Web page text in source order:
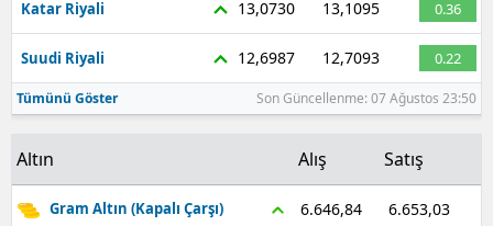
Katar Riyali 13,0730 13,1095 0.36
Suudi Riyali 12,6987 12,7093 0.22
Tümünü Göster Son Güncellenme: 07 Ağustos 23:50
Altın Alış Satış
Gram Altın (Kapalı Çarşı) 6.646,84 6.653,03